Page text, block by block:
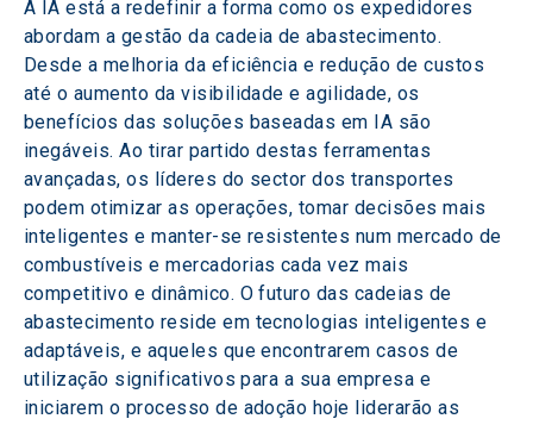
A IA está a redefinir a forma como os expedidores
abordam a gestão da cadeia de abastecimento.
Desde a melhoria da eficiência e redução de custos
até o aumento da visibilidade e agilidade, os
benefícios das soluções baseadas em IA são
inegáveis. Ao tirar partido destas ferramentas
avançadas, os líderes do sector dos transportes
podem otimizar as operações, tomar decisões mais
inteligentes e manter-se resistentes num mercado de
combustíveis e mercadorias cada vez mais
competitivo e dinâmico. O futuro das cadeias de
abastecimento reside em tecnologias inteligentes e
adaptáveis, e aqueles que encontrarem casos de
utilização significativos para a sua empresa e
iniciarem o processo de adoção hoje liderarão as